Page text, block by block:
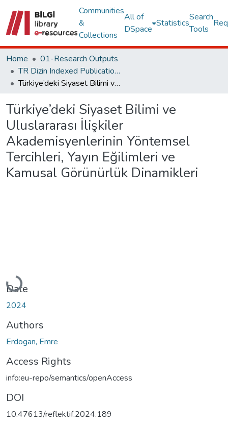
Communities
&
Collections
All of
DSpace
Statistics
Search
Tools
Home
01-Research Outputs
TR Dizin Indexed Publications
Türkiye’deki Siyaset Bilimi ve Uluslararası İlişkiler Akademisyenlerinin Yöntemsel Tercihleri, Yayın Eğilimleri ve Kamusal Görünürlük Dinamikleri
Türkiye’deki Siyaset Bilimi ve
Uluslararası İlişkiler
Akademisyenlerinin Yöntemsel
Tercihleri, Yayın Eğilimleri ve
Kamusal Görünürlük Dinamikleri
Loading...
Date
2024
Authors
Erdogan, Emre
Access Rights
info:eu-repo/semantics/openAccess
DOI
10.47613/reflektif.2024.189